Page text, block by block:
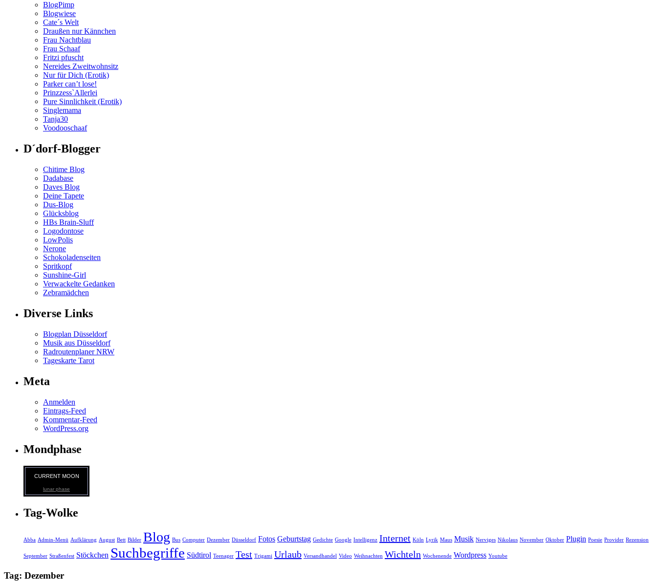
BlogPimp
Blogwiese
Cate´s Welt
Draußen nur Kännchen
Frau Nachtblau
Frau Schaaf
Fritzi pfuscht
Nereides Zweitwohnsitz
Nur für Dich (Erotik)
Parker can’t lose!
Prinzzess`Allerlei
Pure Sinnlichkeit (Erotik)
Singlemama
Tanja30
Voodooschaaf
D´dorf-Blogger
Chitime Blog
Dadabase
Daves Blog
Deine Tapete
Dus-Blog
Glücksblog
HBs Brain-Sluff
Logodontose
LowPolis
Nerone
Schokoladenseiten
Spritkopf
Sunshine-Girl
Verwackelte Gedanken
Zebramädchen
Diverse Links
Blogplan Düsseldorf
Musik aus Düsseldorf
Radroutenplaner NRW
Tageskarte Tarot
Meta
Anmelden
Eintrags-Feed
Kommentar-Feed
WordPress.org
Mondphase
CURRENT MOON
lunar phase
Tag-Wolke
Abba Admin-Menü Aufklärung August Bett Bilder Blog Bus Computer Dezember Düsseldorf Fotos Geburtstag Gedichte Google Intelligenz Internet Köln Lyrik Maus Musik Nerviges Nikolaus November Oktober Plugin Poesie Provider Rezension
September Straßenfest Stöckchen Suchbegriffe Südtirol Teenager Test Trigami Urlaub Versandhandel Video Weihnachten Wichteln Wochenende Wordpress Youtube
Tag: Dezember